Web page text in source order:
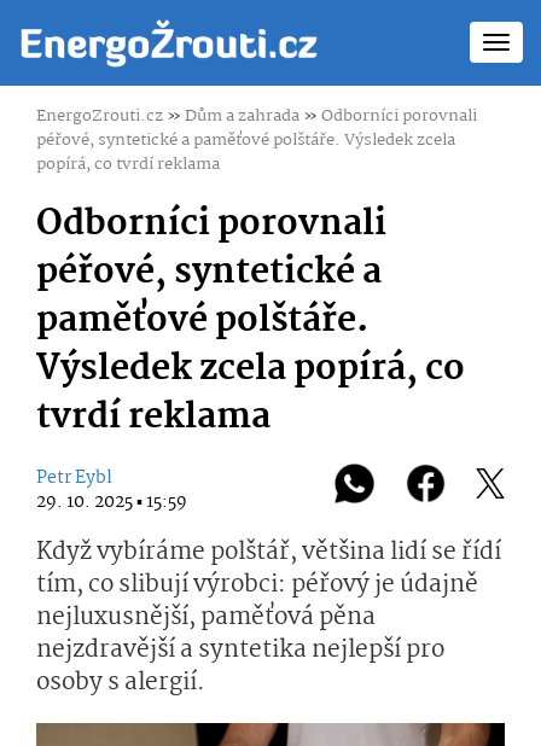
EnergoZrouti.cz»Dům a zahrada»Odborníci porovnali
péřové, syntetické a paměťové polštáře. Výsledek zcela
popírá, co tvrdí reklama
Odborníci porovnali
péřové, syntetické a
paměťové polštáře.
Výsledek zcela popírá, co
tvrdí reklama
Petr Eybl
29. 10. 2025 ▪ 15:59
Když vybíráme polštář, většina lidí se řídí
tím, co slibují výrobci: péřový je údajně
nejluxusnější, paměťová pěna
nejzdravější a syntetika nejlepší pro
osoby s alergií.